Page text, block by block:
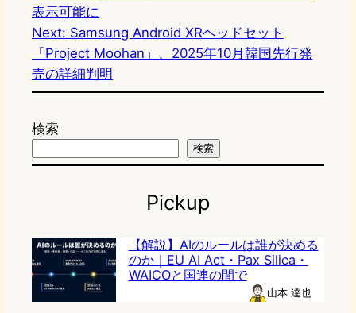
表示可能に
Next: Samsung Android XRヘッドセット
「Project Moohan」、2025年10月韓国先行発
売の詳細判明
検索
検索
Pickup
【解説】AIのルールは誰が決める
のか｜EU AI Act・Pax Silica・
WAICOと国連の間で
山本 達也